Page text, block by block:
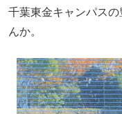
千葉東金キャンパス
んか。